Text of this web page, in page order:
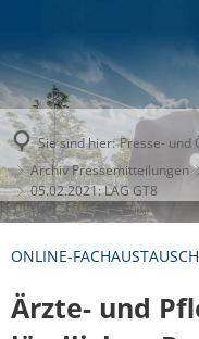
Sie sind hier: Presse- und
Archiv Pressemitteilungen
05.02.2021: LAG GT8
ONLINE-
Ärzte- und